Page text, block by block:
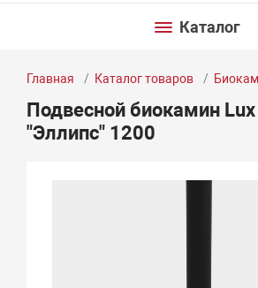
Каталог
Главная Каталог товаров
Подвесной биокамин
"Эллипс" 1200